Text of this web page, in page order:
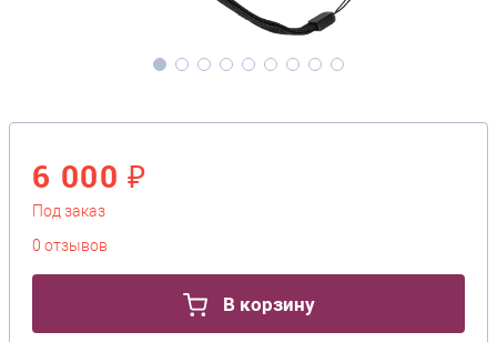
6 000 ₽
Под заказ
0 отзывов
В корзину